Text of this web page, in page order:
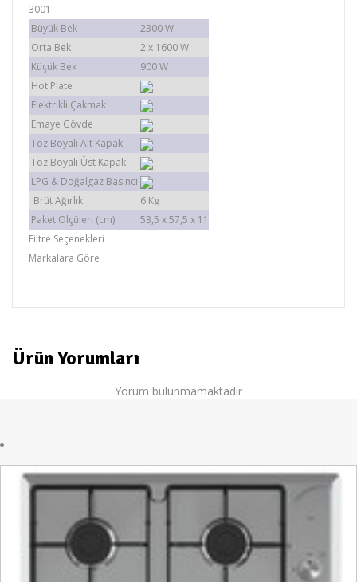
3001
Büyük Bek
2300 W
Orta Bek
2 x 1600 W
Küçük Bek
900 W
Hot Plate
Elektrikli Çakmak
Emaye Gövde
Toz Boyalı Alt Kapak
Toz Boyalı Üst Kapak
LPG & Doğalgaz Basıncı
Brüt Ağırlık
6 Kg
Paket Ölçüleri (cm)
53,5 x 57,5 x 11
Filtre Seçenekleri
Markalara Göre
Ürün Yorumları
Yorum bulunmamaktadır